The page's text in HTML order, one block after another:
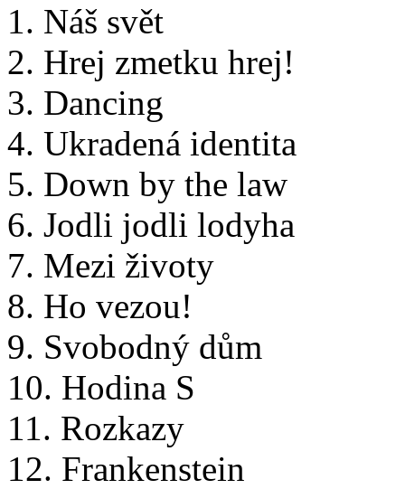
1. Náš svět
2. Hrej zmetku hrej!
3. Dancing
4. Ukradená identita
5. Down by the law
6. Jodli jodli lodyha
7. Mezi životy
8. Ho vezou!
9. Svobodný dům
10. Hodina S
11. Rozkazy
12. Frankenstein